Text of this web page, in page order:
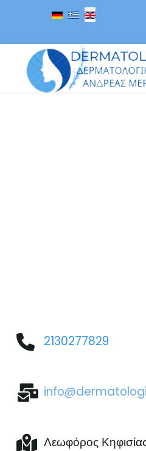
Select your language
2130277829
Λεωφόρος